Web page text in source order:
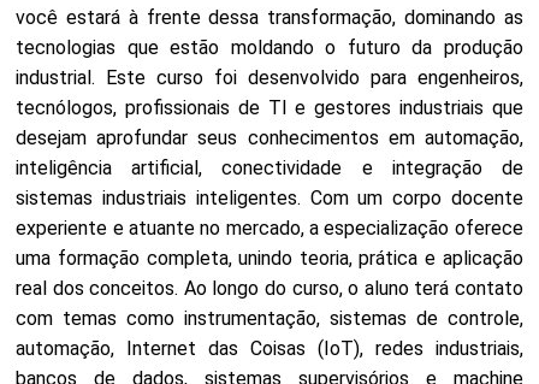
você estará à frente dessa transformação, dominando as
tecnologias que estão moldando o futuro da produção
industrial. Este curso foi desenvolvido para engenheiros,
tecnólogos, profissionais de TI e gestores industriais que
desejam aprofundar seus conhecimentos em automação,
inteligência artificial, conectividade e integração de
sistemas industriais inteligentes. Com um corpo docente
experiente e atuante no mercado, a especialização oferece
uma formação completa, unindo teoria, prática e aplicação
real dos conceitos. Ao longo do curso, o aluno terá contato
com temas como instrumentação, sistemas de controle,
automação, Internet das Coisas (IoT), redes industriais,
bancos de dados, sistemas supervisórios e machine